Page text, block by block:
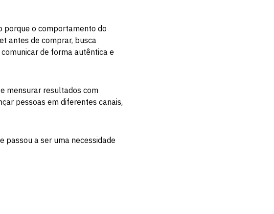
porque o comportamento do
antes de comprar, busca
de forma autêntica e
mensurar resultados com
pessoas em diferentes canais,
passou a ser uma necessidade